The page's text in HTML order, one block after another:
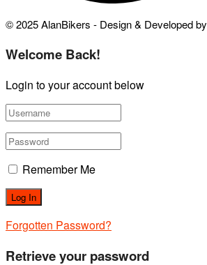
© 2025 AlanBikers - Design & Developed by
Welcome Back!
Login to your account below
Remember Me
Forgotten Password?
Retrieve your password